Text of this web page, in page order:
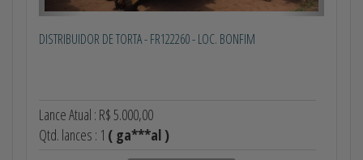
DISTRIBUIDOR DE TORTA - FR122260 - LOC. BONFIM
Lance Atual : R$ 5.000,00
Qtd. lances : 1 ( ga***al )